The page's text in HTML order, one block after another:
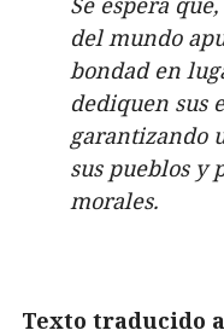
del mundo
bondad en
dediquen sus
garantizando
sus pueblos y
morales.
Texto traducido